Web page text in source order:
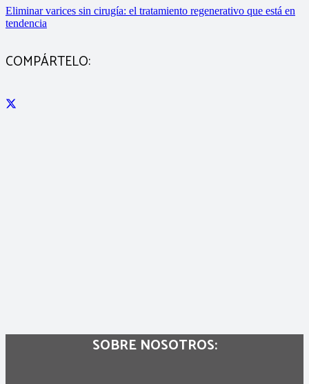
Eliminar varices sin cirugía: el tratamiento regenerativo que está en
tendencia
COMPÁRTELO:
SOBRE NOSOTROS: